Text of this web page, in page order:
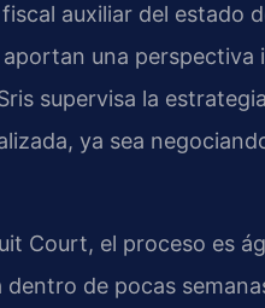
auxiliar del estado
una
supervisa la
ya sea
Court, el proceso es
de pocas